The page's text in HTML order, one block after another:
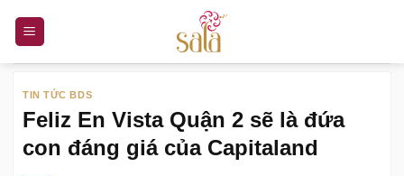
nội
TIN TỨC BDS
Feliz En Vista Quận 2 sẽ là đứa
con đáng giá của Capitaland